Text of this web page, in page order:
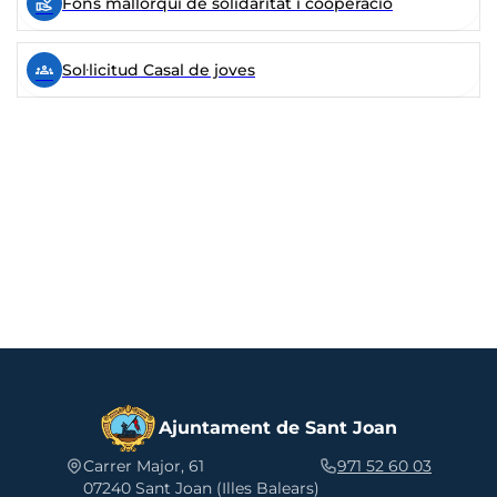
groups_3 Sol·licitud Casal de joves
Ajuntament de Sant Joan
Carrer Major, 61
07240 Sant Joan (Illes Balears)
971 52 60 03